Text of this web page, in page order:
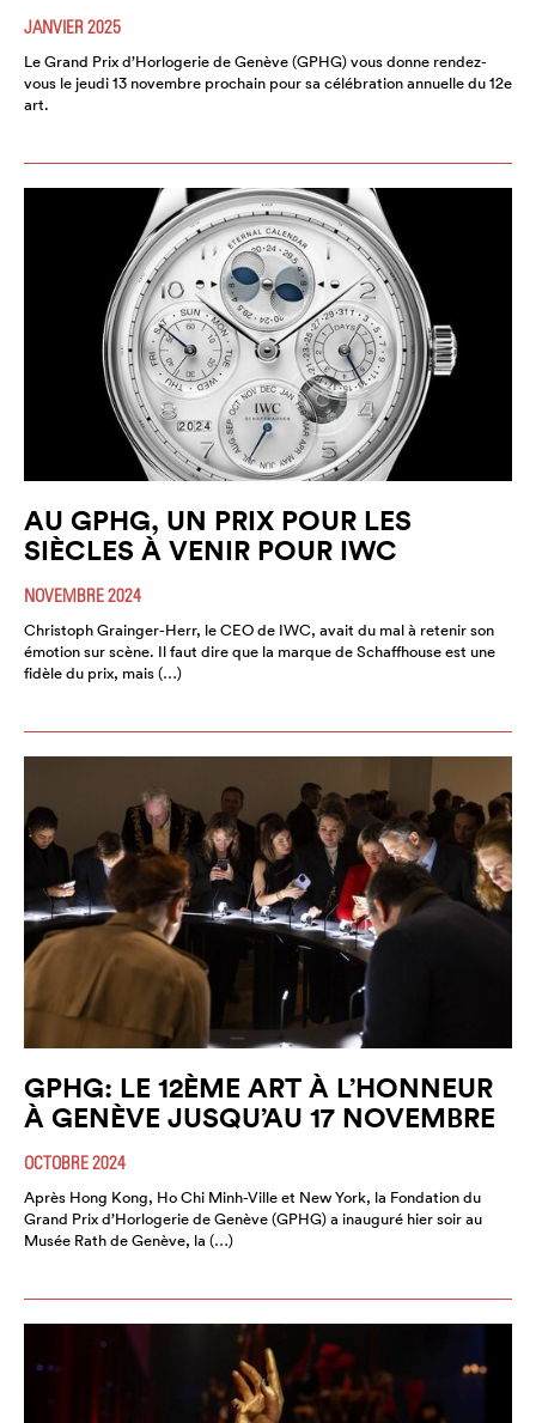
JANVIER 2025
Le Grand Prix d’Horlogerie de Genève (GPHG) vous donne rendez-
vous le jeudi 13 novembre prochain pour sa célébration annuelle du 12e
art.
AU GPHG, UN PRIX POUR LES
SIÈCLES À VENIR POUR IWC
NOVEMBRE 2024
Christoph Grainger-Herr, le CEO de IWC, avait du mal à retenir son
émotion sur scène. Il faut dire que la marque de Schaffhouse est une
fidèle du prix, mais (…)
GPHG: LE 12ÈME ART À L’HONNEUR
À GENÈVE JUSQU’AU 17 NOVEMBRE
OCTOBRE 2024
Après Hong Kong, Ho Chi Minh-Ville et New York, la Fondation du
Grand Prix d’Horlogerie de Genève (GPHG) a inauguré hier soir au
Musée Rath de Genève, la (…)